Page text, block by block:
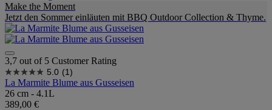
Make the Moment
Jetzt den Sommer einläuten mit BBQ Outdoor Collection & Thyme.
3,7 out of 5 Customer Rating
5.0 (1)
La Marmite Blume aus Gusseisen
26 cm - 4.1L
389,00 €